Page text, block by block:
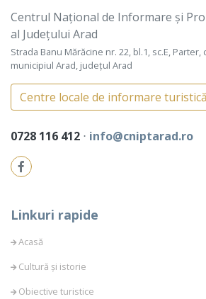
Centrul Național de Informare și
al Județului Arad
Strada Banu Mărăcine nr. 22, bl.1, sc.E, Parter,
municipiul Arad, județul Arad
Centre locale de informare turistică
0728 116 412 ⋅ info@cniptarad.ro
Linkuri rapide
Acasă
Cultură și istorie
Obiective turistice